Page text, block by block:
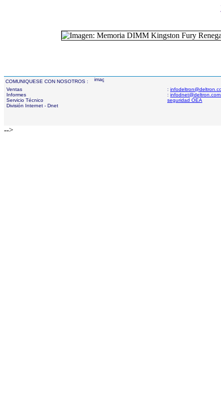
COMUNIQUESE CON NOSOTROS :
Ventas
Informes
Servicio Técnico
División Internet - Dnet
:
:
seguridad OEA
-->